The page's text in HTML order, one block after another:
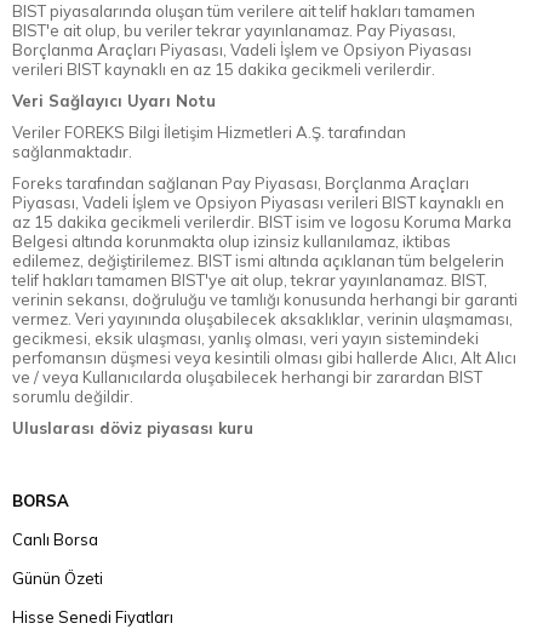
BIST piyasalarında oluşan tüm verilere ait telif hakları tamamen
BIST'e ait olup, bu veriler tekrar yayınlanamaz. Pay Piyasası,
Borçlanma Araçları Piyasası, Vadeli İşlem ve Opsiyon Piyasası
verileri BIST kaynaklı en az 15 dakika gecikmeli verilerdir.
Veri Sağlayıcı Uyarı Notu
Veriler FOREKS Bilgi İletişim Hizmetleri A.Ş. tarafından
sağlanmaktadır.
Foreks tarafından sağlanan Pay Piyasası, Borçlanma Araçları
Piyasası, Vadeli İşlem ve Opsiyon Piyasası verileri BIST kaynaklı en
az 15 dakika gecikmeli verilerdir. BIST isim ve logosu Koruma Marka
Belgesi altında korunmakta olup izinsiz kullanılamaz, iktibas
edilemez, değiştirilemez. BIST ismi altında açıklanan tüm belgelerin
telif hakları tamamen BIST'ye ait olup, tekrar yayınlanamaz. BIST,
verinin sekansı, doğruluğu ve tamlığı konusunda herhangi bir garanti
vermez. Veri yayınında oluşabilecek aksaklıklar, verinin ulaşmaması,
gecikmesi, eksik ulaşması, yanlış olması, veri yayın sistemindeki
perfomansın düşmesi veya kesintili olması gibi hallerde Alıcı, Alt Alıcı
ve / veya Kullanıcılarda oluşabilecek herhangi bir zarardan BIST
sorumlu değildir.
Uluslarası döviz piyasası kuru
BORSA
Canlı Borsa
Günün Özeti
Hisse Senedi Fiyatları